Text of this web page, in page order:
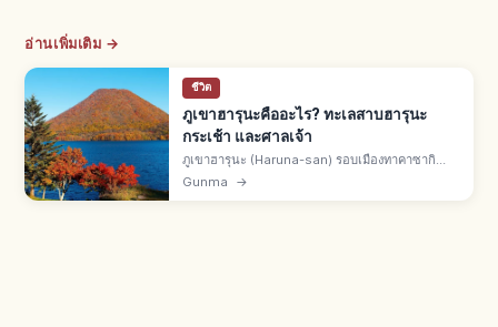
อ่านเพิ่มเติม →
ชีวิต
ภูเขาฮารุนะคืออะไร? ทะเลสาบฮารุนะ
กระเช้า และศาลเจ้า
ภูเขาฮารุนะ (Haruna-san) รอบเมืองทาคาซากิ
จ.กุนมะ ภูมิประเทศภูเขาไฟ ยอดสูงสุดคามงะตาเกะ
Gunma →